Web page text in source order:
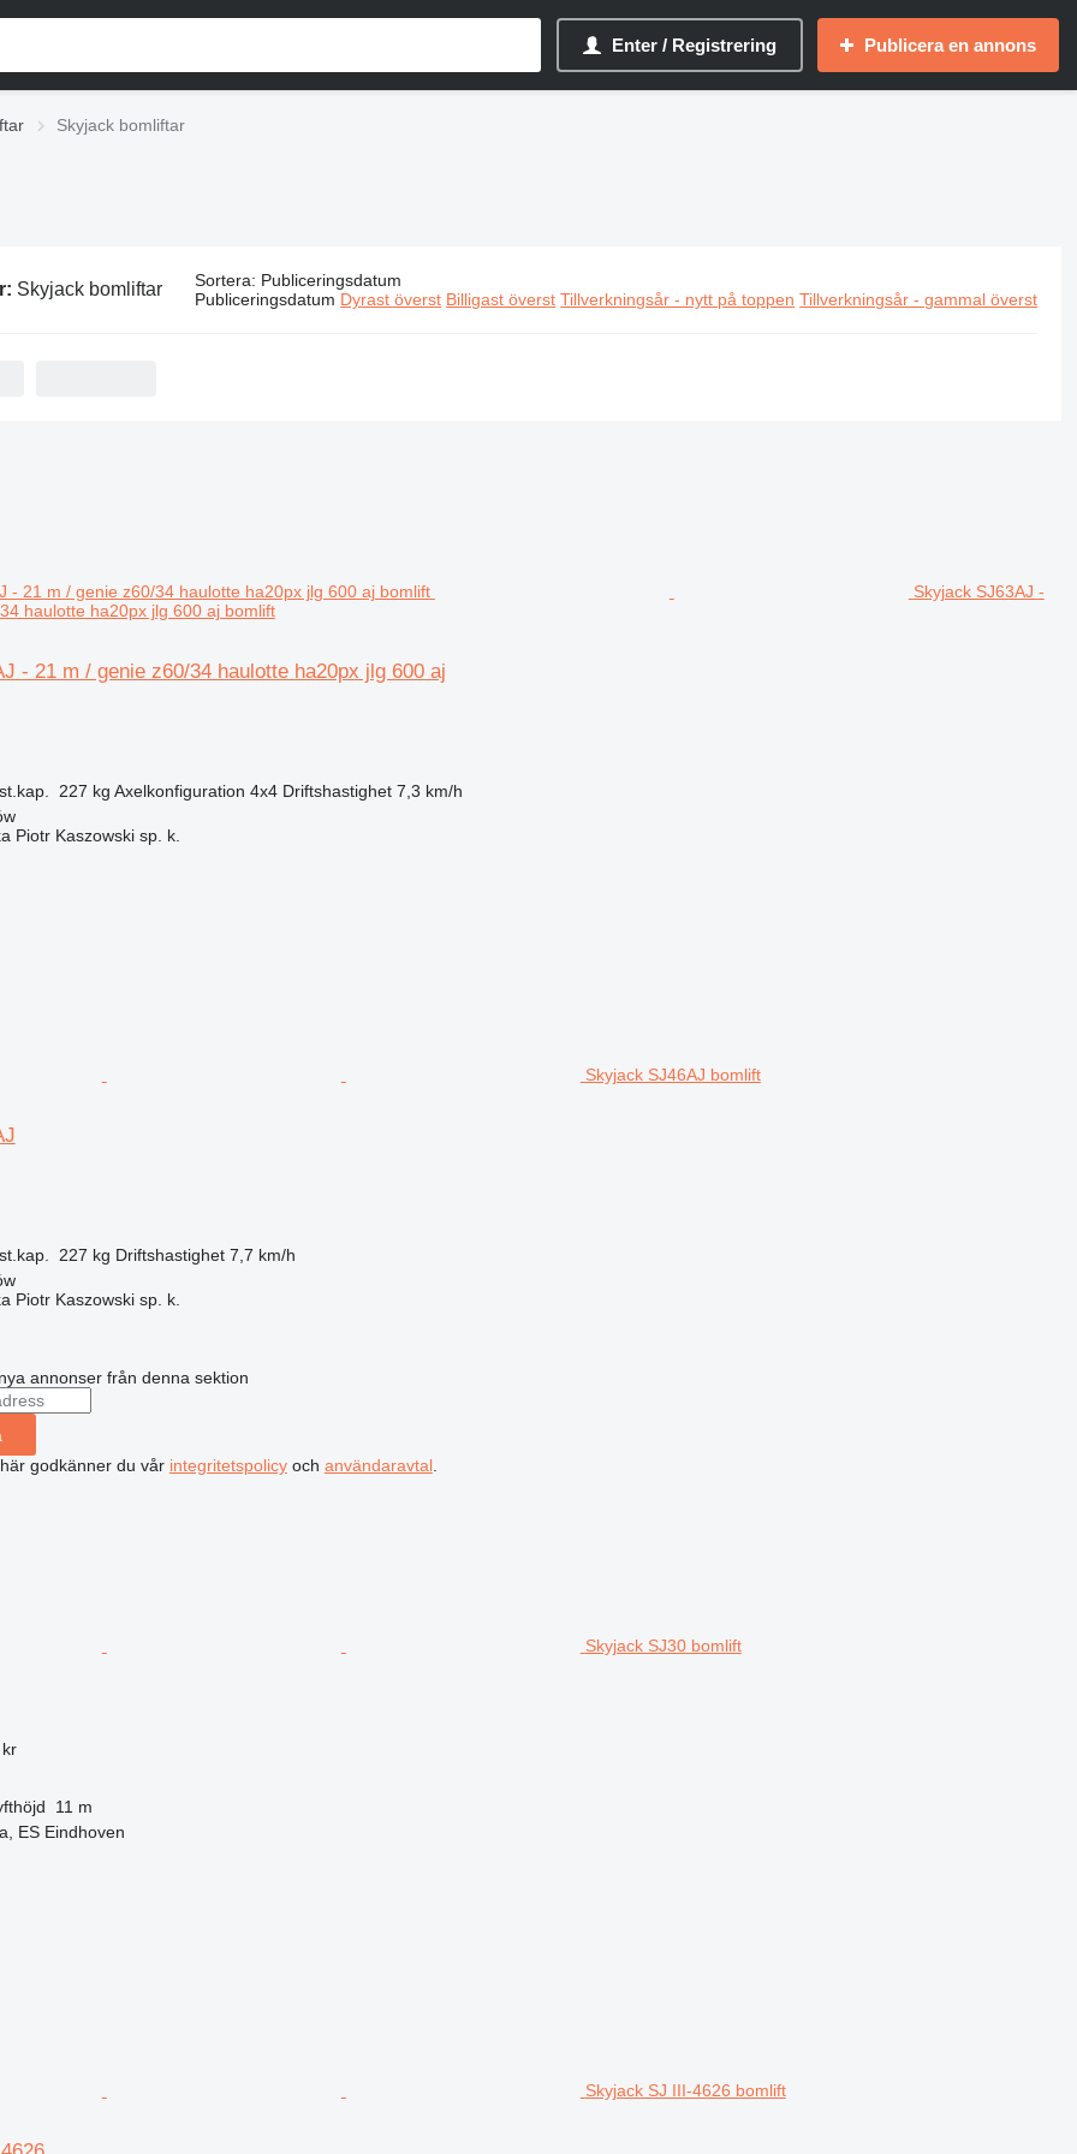
Enter / Registrering Publicera en annons
Skyjack bomliftar
Skyjack bomliftar Sortera: Publiceringsdatum
Publiceringsdatum Dyrast överst Billigast överst Tillverkningsår - nytt på toppen Tillverkningsår - gammal överst
Skyjack SJ63AJ -
haulotte ha20px jlg 600 aj bomlift
- 21 m / genie z60/34 haulotte ha20px jlg 600 aj
227 kg Axelkonfiguration 4x4 Driftshastighet 7,3 km/h
Piotr Kaszowski sp. k.
Skyjack SJ46AJ bomlift
227 kg Driftshastighet 7,7 km/h
Piotr Kaszowski sp. k.
annonser från denna sektion
godkänner du vår integritetspolicyoch användaravtal.
Skyjack SJ30 bomlift
11 m
ES Eindhoven
Skyjack SJ III-4626 bomlift